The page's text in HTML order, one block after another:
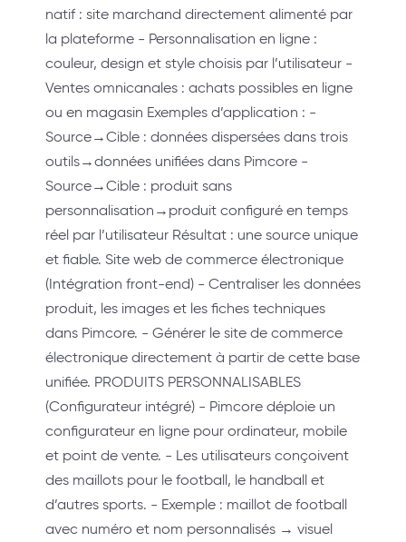
natif : site marchand directement alimenté par
la plateforme - Personnalisation en ligne :
couleur, design et style choisis par l’utilisateur -
Ventes omnicanales : achats possibles en ligne
ou en magasin Exemples d’application : -
Source→Cible : données dispersées dans trois
outils→données unifiées dans Pimcore -
Source→Cible : produit sans
personnalisation→produit configuré en temps
réel par l’utilisateur Résultat : une source unique
et fiable. Site web de commerce électronique
(Intégration front-end) - Centraliser les données
produit, les images et les fiches techniques
dans Pimcore. - Générer le site de commerce
électronique directement à partir de cette base
unifiée. PRODUITS PERSONNALISABLES
(Configurateur intégré) - Pimcore déploie un
configurateur en ligne pour ordinateur, mobile
et point de vente. - Les utilisateurs conçoivent
des maillots pour le football, le handball et
d’autres sports. - Exemple : maillot de football
avec numéro et nom personnalisés → visuel